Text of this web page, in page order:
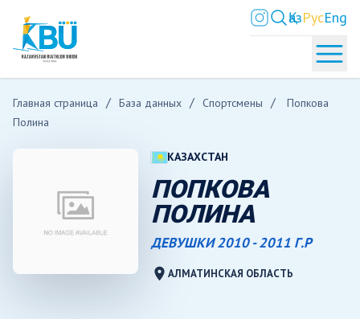
ҚазРусEng
Главная страница База данных Спортсмены
Попкова
Полина
КАЗАХСТАН
ПОПКОВА
ПОЛИНА
ДЕВУШКИ 2010 - 2011 Г.Р
location_on АЛМАТИНСКАЯ ОБЛАСТЬ